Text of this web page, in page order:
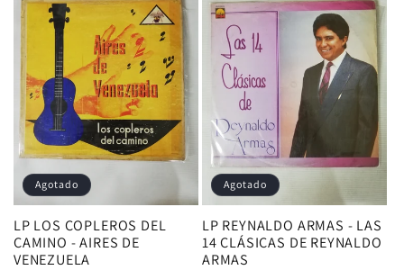
c
i
ó
n
:
Agotado
LP LOS COPLEROS DEL
CAMINO - AIRES DE
VENEZUELA
Agotado
LP REYNALDO ARMAS - LAS
14 CLÁSICAS DE REYNALDO
ARMAS